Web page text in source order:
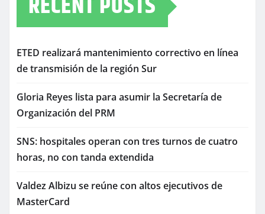
ETED realizará mantenimiento correctivo en línea
de transmisión de la región Sur
Gloria Reyes lista para asumir la Secretaría de
Organización del PRM
SNS: hospitales operan con tres turnos de cuatro
horas, no con tanda extendida
Valdez Albizu se reúne con altos ejecutivos de
MasterCard